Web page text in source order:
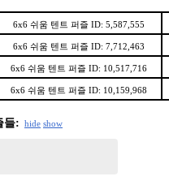
6x6 쉬움 텐트 퍼즐 ID: 5,587,555
6x6 쉬움 텐트 퍼즐 ID: 7,712,463
6x6 쉬움 텐트 퍼즐 ID: 10,517,716
6x6 쉬움 텐트 퍼즐 ID: 10,159,968
들: hide show